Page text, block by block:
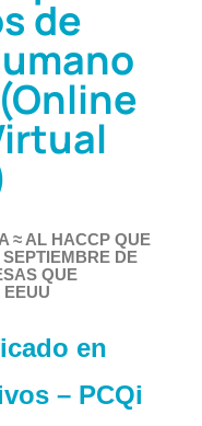
de
(Online
≈ AL HACCP QUE
DE
QUE
EEUU
en
– PCQi